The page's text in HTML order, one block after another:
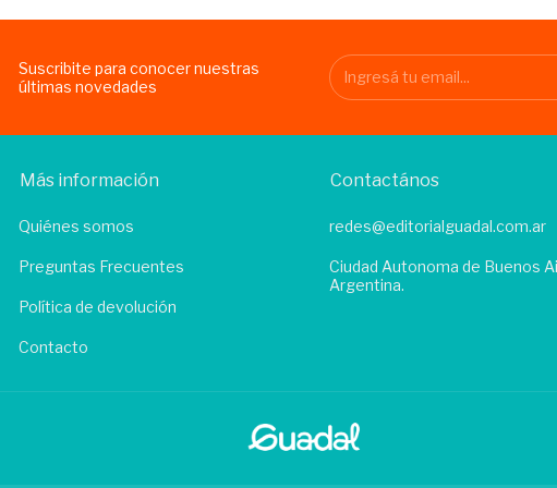
Suscribite para conocer nuestras
últimas novedades
Más información
Quiénes somos
Preguntas Frecuentes
Política de devolución
Contacto
Contactános
redes@editorialguadal.com.ar
Ciudad Autonoma de Buenos
Argentina.